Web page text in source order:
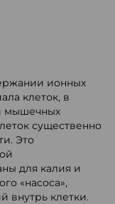
ионных
клеток, в
мышечных
существенно
Это
для калия и
«насоса»,
внутрь клетки.